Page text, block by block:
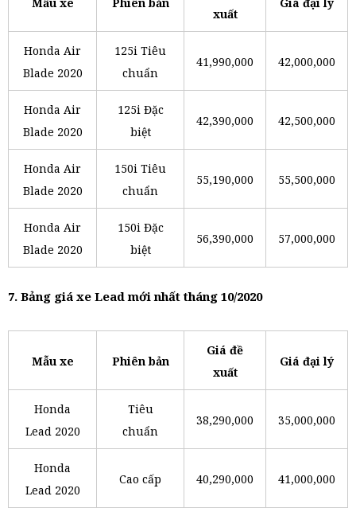
xuất
Honda Air
Blade 2020
125i Tiêu
chuẩn
41,990,000 42,000,000
Honda Air
Blade 2020
125i Đặc
biệt
42,390,000 42,500,000
Honda Air
Blade 2020
150i Tiêu
chuẩn
55,190,000 55,500,000
Honda Air
Blade 2020
150i Đặc
biệt
56,390,000 57,000,000
7. Bảng giá xe Lead mới nhất tháng 10/2020
Mẫu xe Phiên bản
Giá đề
xuất
Giá đại lý
Honda
Lead 2020
Tiêu
chuẩn
38,290,000 35,000,000
Honda
Lead 2020
Cao cấp 40,290,000 41,000,000